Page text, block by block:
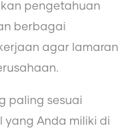
pengetahuan
berbagai
agar lamaran
paling sesuai
yang Anda miliki di